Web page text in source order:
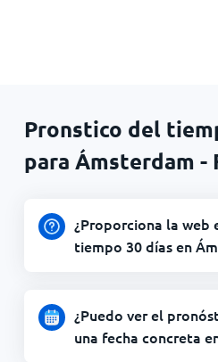
Pronstico del
para Ámsterdam -
¿Proporciona la
tiempo 30 días en
¿Puedo ver el
una fecha concreta